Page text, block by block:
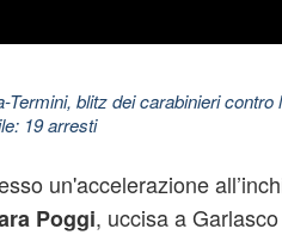
Termini, blitz dei carabinieri contro
19 arresti
un'accelerazione
Poggi, uccisa a